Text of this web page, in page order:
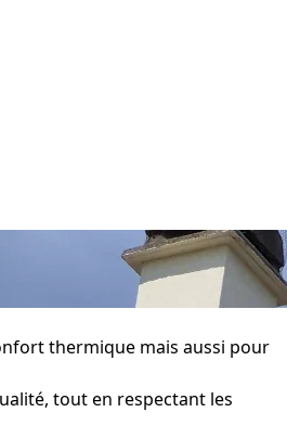
thermique mais aussi pour
tout en respectant les